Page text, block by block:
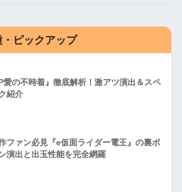
ピックアップ
P愛の不時着』徹底解析！激アツ演出＆スペ
紹介
ファン必見『e仮面ライダー電王』の裏ボ
演出と出玉性能を完全網羅